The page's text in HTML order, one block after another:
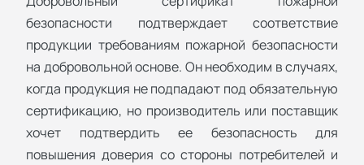
безопасности подтверждает соответствие
продукции требованиям пожарной безопасности
на добровольной основе. Он необходим в случаях,
когда продукция не подпадают под обязательную
сертификацию, но производитель или поставщик
хочет подтвердить ее безопасность для
повышения доверия со стороны потребителей и